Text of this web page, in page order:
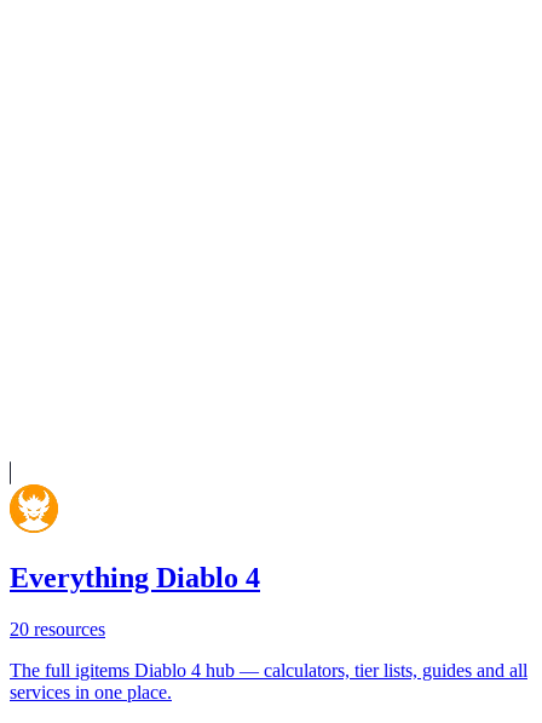
Everything Diablo 4
20 resources
The full igitems Diablo 4 hub — calculators, tier lists, guides and all
services in one place.